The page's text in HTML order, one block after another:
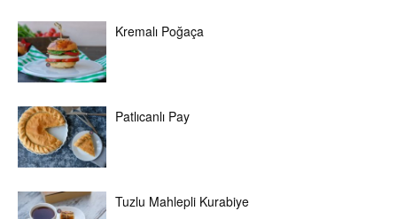
Kremalı Poğaça
Patlıcanlı Pay
Tuzlu Mahlepli Kurabiye